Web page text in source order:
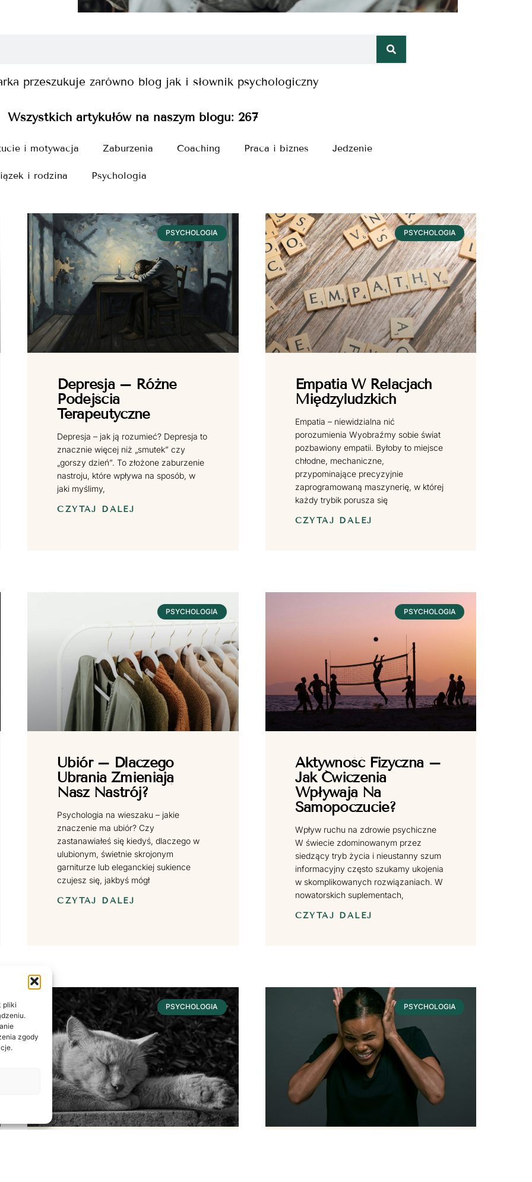
pliki
zgody
przeszukuje zarówno blog jak i słownik psychologiczny
Wszystkich artykułów na naszym blogu: 267
i motywacja Zaburzenia Coaching Praca i biznes Jedzenie
i rodzina Psychologia
PSYCHOLOGIA
Depresja – Różne
Podejścia
Terapeutyczne
Depresja – jak ją rozumieć? Depresja to
znacznie więcej niż „smutek” czy
„gorszy dzień”. To złożone zaburzenie
nastroju, które wpływa na sposób, w
jaki myślimy,
CZYTAJ DALEJ
PSYCHOLOGIA
Empatia W Relacjach
Międzyludzkich
Empatia – niewidzialna nić
porozumienia Wyobraźmy sobie świat
pozbawiony empatii. Byłoby to miejsce
chłodne, mechaniczne,
przypominające precyzyjnie
zaprogramowaną maszynerię, w której
każdy trybik porusza się
CZYTAJ DALEJ
PSYCHOLOGIA
Ubiór – Dlaczego
Ubrania Zmieniają
Nasz Nastrój?
Psychologia na wieszaku – jakie
znaczenie ma ubiór? Czy
zastanawiałeś się kiedyś, dlaczego w
ulubionym, świetnie skrojonym
garniturze lub eleganckiej sukience
czujesz się, jakbyś mógł
CZYTAJ DALEJ
PSYCHOLOGIA
Aktywność Fizyczna –
Jak Ćwiczenia
Wpływają Na
Samopoczucie?
Wpływ ruchu na zdrowie psychiczne
W świecie zdominowanym przez
siedzący tryb życia i nieustanny szum
informacyjny często szukamy ukojenia
w skomplikowanych rozwiązaniach. W
nowatorskich suplementach,
CZYTAJ DALEJ
PSYCHOLOGIA PSYCHOLOGIA